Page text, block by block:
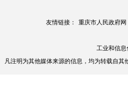
友情链接： 重庆市人民政府网
工业和信
凡注明为其他媒体来源的信息，均为转载自